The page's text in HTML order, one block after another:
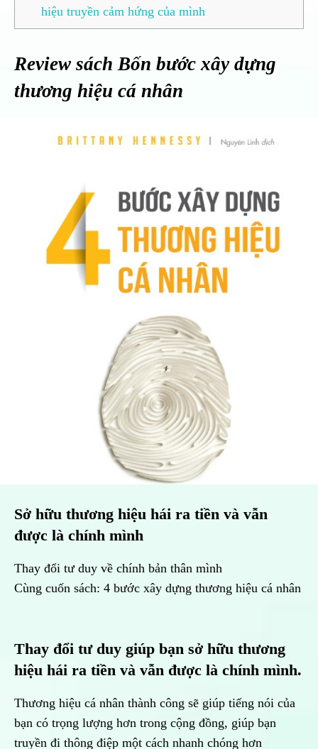
hiệu truyền cảm hứng của mình
Review sách Bốn bước xây dựng
thương hiệu cá nhân
Sở hữu thương hiệu hái ra tiền và vẫn
được là chính mình
Thay đổi tư duy về chính bản thân mình
Cùng cuốn sách: 4 bước xây dựng thương hiệu cá nhân
Thay đổi tư duy giúp bạn sở hữu thương
hiệu hái ra tiền và vẫn được là chính mình.
Thương hiệu cá nhân thành công sẽ giúp tiếng nói của
bạn có trọng lượng hơn trong cộng đồng, giúp bạn
truyền đi thông điệp một cách nhanh chóng hơn